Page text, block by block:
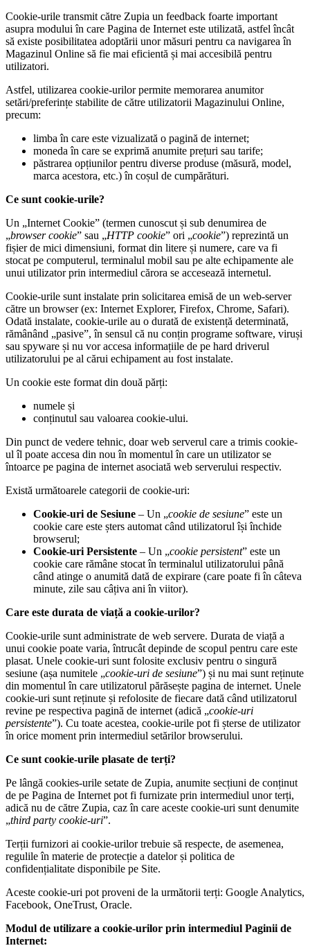
Cookie-urile transmit către Zupia un feedback foarte important
asupra modului în care Pagina de Internet este utilizată, astfel încât
să existe posibilitatea adoptării unor măsuri pentru ca navigarea în
Magazinul Online să fie mai eficientă și mai accesibilă pentru
utilizatori.
Astfel, utilizarea cookie-urilor permite memorarea anumitor
setări/preferințe stabilite de către utilizatorii Magazinului Online,
precum:
limba în care este vizualizată o pagină de internet;
moneda în care se exprimă anumite prețuri sau tarife;
păstrarea opțiunilor pentru diverse produse (măsură, model,
marca acestora, etc.) în coșul de cumpărături.
Ce sunt cookie-urile?
Un „Internet Cookie” (termen cunoscut și sub denumirea de
„browser cookie” sau „HTTP cookie” ori „cookie”) reprezintă un
fișier de mici dimensiuni, format din litere și numere, care va fi
stocat pe computerul, terminalul mobil sau pe alte echipamente ale
unui utilizator prin intermediul cărora se accesează internetul.
Cookie-urile sunt instalate prin solicitarea emisă de un web-server
către un browser (ex: Internet Explorer, Firefox, Chrome, Safari).
Odată instalate, cookie-urile au o durată de existență determinată,
rămânând „pasive”, în sensul că nu conțin programe software, viruși
sau spyware și nu vor accesa informațiile de pe hard driverul
utilizatorului pe al cărui echipament au fost instalate.
Un cookie este format din două părți:
numele și
conținutul sau valoarea cookie-ului.
Din punct de vedere tehnic, doar web serverul care a trimis cookie-
ul îl poate accesa din nou în momentul în care un utilizator se
întoarce pe pagina de internet asociată web serverului respectiv.
Există următoarele categorii de cookie-uri:
Cookie-uri de Sesiune – Un „cookie de sesiune” este un
cookie care este șters automat când utilizatorul își închide
browserul;
Cookie-uri Persistente – Un „cookie persistent” este un
cookie care rămâne stocat în terminalul utilizatorului până
când atinge o anumită dată de expirare (care poate fi în câteva
minute, zile sau câțiva ani în viitor).
Care este durata de viață a cookie-urilor?
Cookie-urile sunt administrate de web servere. Durata de viață a
unui cookie poate varia, întrucât depinde de scopul pentru care este
plasat. Unele cookie-uri sunt folosite exclusiv pentru o singură
sesiune (așa numitele „cookie-uri de sesiune”) și nu mai sunt reținute
din momentul în care utilizatorul părăsește pagina de internet. Unele
cookie-uri sunt reținute și refolosite de fiecare dată când utilizatorul
revine pe respectiva pagină de internet (adică „cookie-uri
persistente”). Cu toate acestea, cookie-urile pot fi șterse de utilizator
în orice moment prin intermediul setărilor browserului.
Ce sunt cookie-urile plasate de terți?
Pe lângă cookies-urile setate de Zupia, anumite secțiuni de conținut
de pe Pagina de Internet pot fi furnizate prin intermediul unor terți,
adică nu de către Zupia, caz în care aceste cookie-uri sunt denumite
„third party cookie-uri”.
Terții furnizori ai cookie-urilor trebuie să respecte, de asemenea,
regulile în materie de protecție a datelor și politica de
confidențialitate disponibile pe Site.
Aceste cookie-uri pot proveni de la următorii terți: Google Analytics,
Facebook, OneTrust, Oracle.
Modul de utilizare a cookie-urilor prin intermediul Paginii de
Internet: